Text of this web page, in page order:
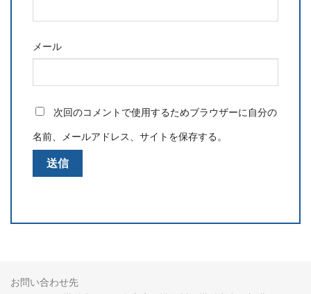
メール
次回のコメントで使用するためブラウザーに自分の
名前、メールアドレス、サイトを保存する。
お問い合わせ先